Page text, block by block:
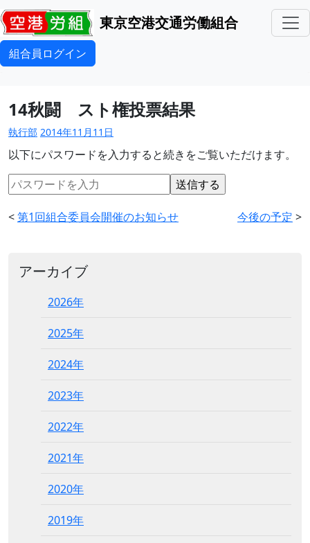
東京空港交通労働組合
組合員ログイン
アーカイブ
2026年
2025年
2024年
2023年
2022年
2021年
2020年
2019年
14秋闘 スト権投票結果
執行部 2014年11月11日
以下にパスワードを入力すると続きをご覧いただけます。
<第1回組合委員会開催のお知らせ 今後の予定 >